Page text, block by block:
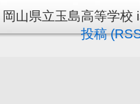
岡山県立玉島高等学
投稿